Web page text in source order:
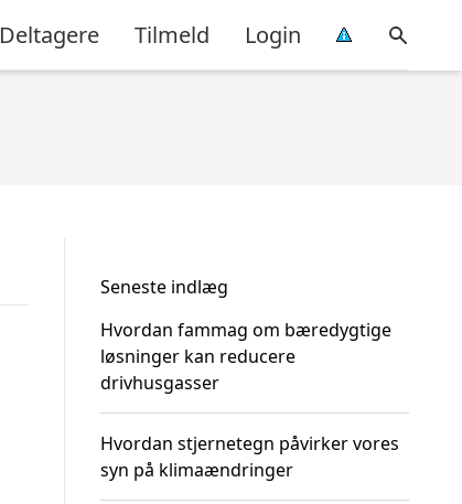
Deltagere Tilmeld Login
Seneste indlæg
Hvordan fammag om bæredygtige
løsninger kan reducere
drivhusgasser
Hvordan stjernetegn påvirker vores
syn på klimaændringer